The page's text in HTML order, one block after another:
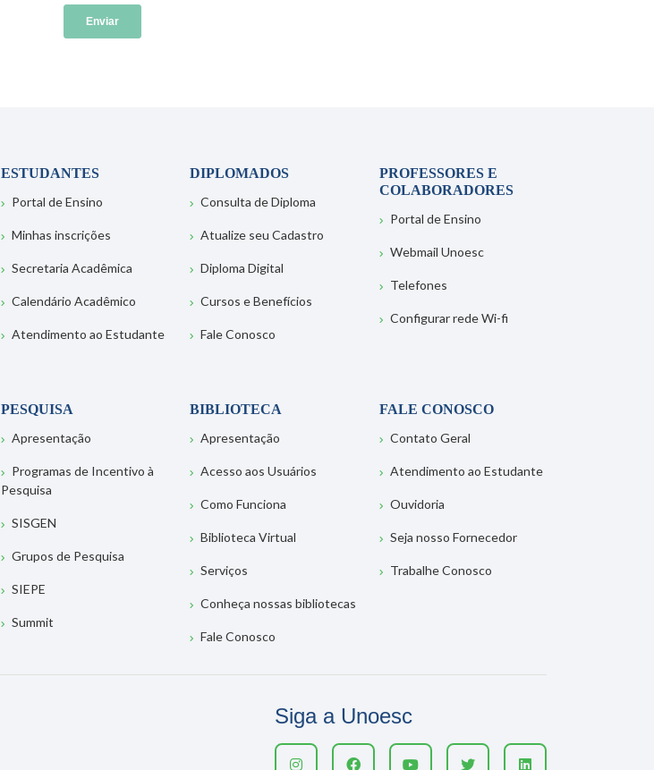
ESTUDANTES
Portal de Ensino
Minhas inscrições
Secretaria Acadêmica
Calendário Acadêmico
Atendimento ao Estudante
DIPLOMADOS
Consulta de Diploma
Atualize seu Cadastro
Diploma Digital
Cursos e Benefícios
Fale Conosco
PROFESSORES E
COLABORADORES
Portal de Ensino
Webmail Unoesc
Telefones
Configurar rede Wi-fi
PESQUISA
Apresentação
Programas de Incentivo à
Pesquisa
SISGEN
Grupos de Pesquisa
SIEPE
Summit
BIBLIOTECA
Apresentação
Acesso aos Usuários
Como Funciona
Biblioteca Virtual
Serviços
Conheça nossas bibliotecas
Fale Conosco
FALE CONOSCO
Contato Geral
Atendimento ao Estudante
Ouvidoria
Seja nosso Fornecedor
Trabalhe Conosco
Siga a Unoesc